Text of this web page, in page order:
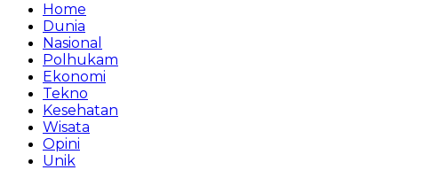
Home
Dunia
Nasional
Polhukam
Ekonomi
Tekno
Kesehatan
Wisata
Opini
Unik